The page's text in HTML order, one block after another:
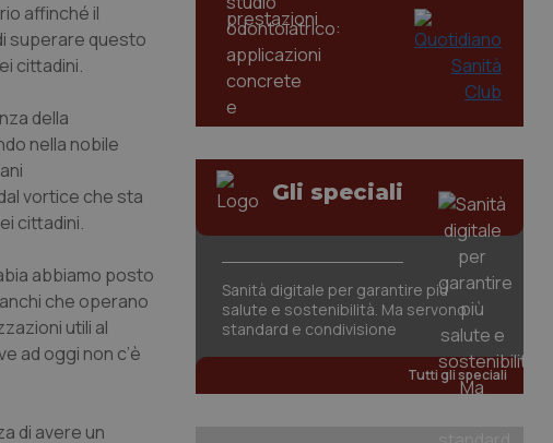
affinché il
superare questo
cittadini.
della
nella nobile
vortice che sta
cittadini.
abbiamo posto
che operano
utili al
ad oggi non c’è
di avere un
Gli speciali
Sanità digitale per garantire più
salute e sostenibilità. Ma servono
standard e condivisione
Tutti gli speciali